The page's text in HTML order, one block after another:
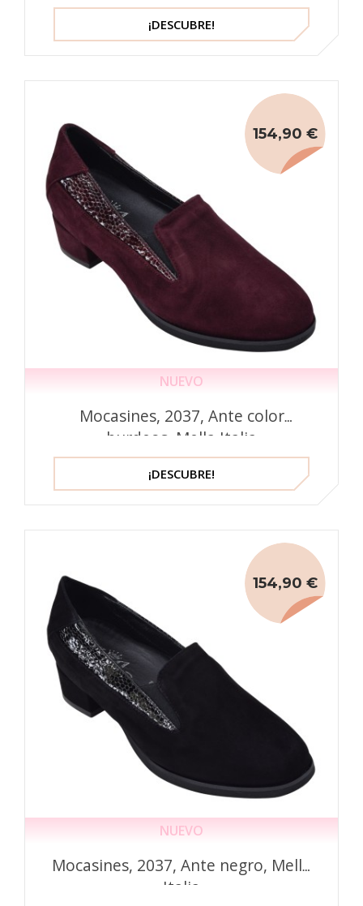
¡DESCUBRE!
NUEVO
Mocasines, 2037, Ante color
burdeos, Mella Italia
154,90 €
¡DESCUBRE!
NUEVO
Mocasines, 2037, Ante negro, Mella
Italia
154,90 €